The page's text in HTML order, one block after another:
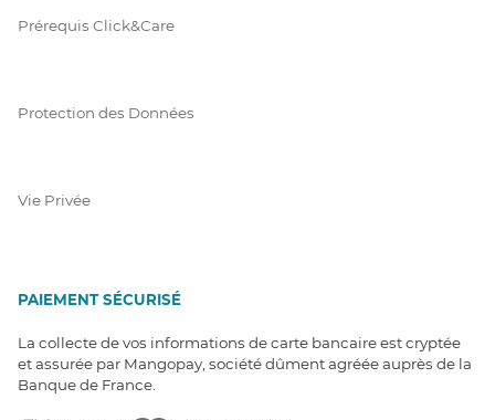
Prérequis Click&Care
Protection des Données
Vie Privée
PAIEMENT SÉCURISÉ
La collecte de vos informations de carte bancaire est cryptée
et assurée par Mangopay, société dûment agréée auprès de la
Banque de France.